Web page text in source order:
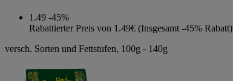
1.49 -45%
Rabattierter Preis von 1.49€ (Insgesamt -45% Rabatt)
versch. Sorten und Fettstufen, 100g - 140g